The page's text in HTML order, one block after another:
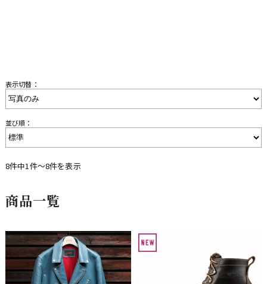
表示切替：
並び順：
8件中1件〜8件を表示
商品一覧